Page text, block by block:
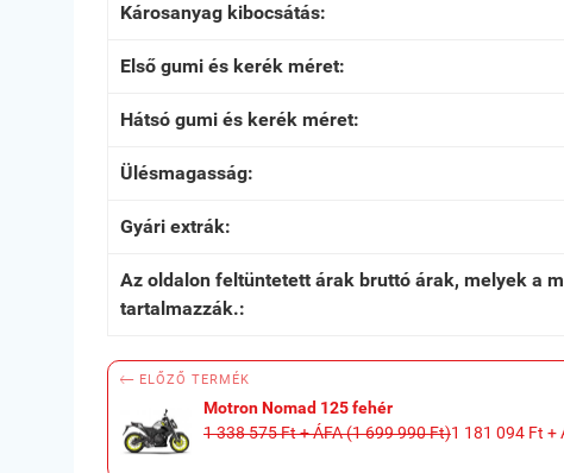
Károsanyag kibocsátás:
Első gumi és kerék méret:
Hátsó gumi és kerék méret:
Ülésmagasság:
Gyári extrák:
Az oldalon feltüntetett árak bruttó árak, melyek a
tartalmazzák.:
 ELŐZŐ TERMÉK
Motron Nomad 125 fehér
1 338 575 Ft + ÁFA (1 699 990 Ft)1 181 094 Ft +